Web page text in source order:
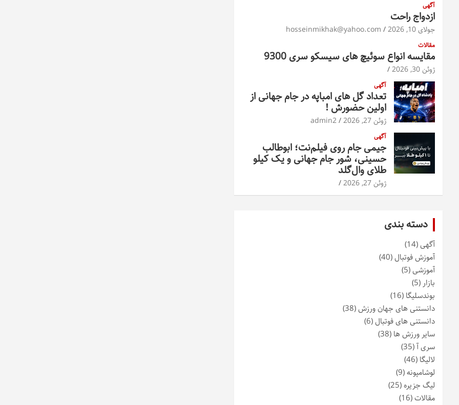
آگهی
ازدواج راحت
جولای 10, 2026 hosseinmikhak@yahoo.com
مقالات
مقایسه انواع سوئیچ های سیسکو سری 9300
ژوئن 30, 2026
آگهی
تعداد گل های امباپه در جام جهانی از
اولین حضورش !
ژوئن 27, 2026 admin2
آگهی
جیمی جام روی فیلم‌نت؛ ابوطالب
حسینی، شور جام جهانی و یک کیلو
طلای وال‌گلد
ژوئن 27, 2026
دسته بندی
آگهی(14)
آموزش فوتبال(40)
آموزشی(5)
بازار (5)
بوندسلیگا (16)
دانستنی های جهان ورزش(38)
دانستنی های فوتبال(6)
سایر ورزش ها (38)
سری آ(35)
لالیگا (46)
لوشامپونه(9)
لیگ جزیره(25)
مقالات(16)